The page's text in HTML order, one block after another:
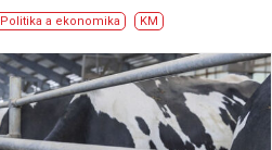
Politika a ekonomika KM